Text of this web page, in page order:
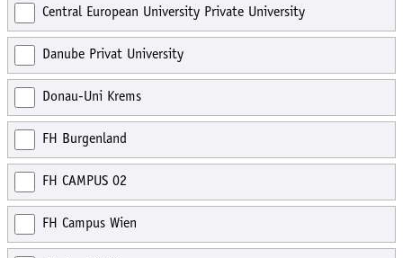
Central European University Private University
Danube Privat University
Donau-Uni Krems
FH Burgenland
FH CAMPUS 02
FH Campus Wien